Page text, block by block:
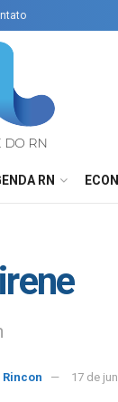
RN
17 de